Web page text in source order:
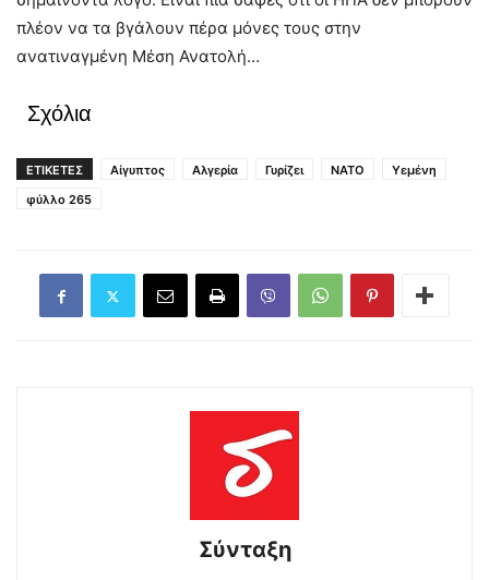
πλέον να τα βγάλουν πέρα μόνες τους στην
ανατιναγμένη Μέση Ανατολή…
Σχόλια
ΕΤΙΚΕΤΕΣ Αίγυπτος Αλγερία Γυρίζει ΝΑΤΟ
Υεμένη
φύλλο 265
Σύνταξη